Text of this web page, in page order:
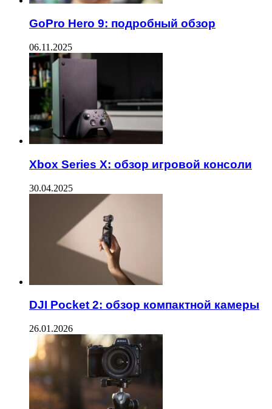
GoPro Hero 9: подробный обзор
06.11.2025
Xbox Series X: обзор игровой консоли
30.04.2025
DJI Pocket 2: обзор компактной камеры
26.01.2026